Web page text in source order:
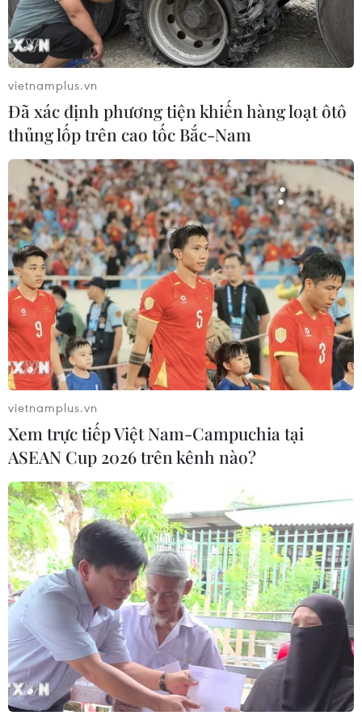
Dịch COVID-19: Thái Lan chuẩn bị cho
trạng thái bình thường mới
15/09/2021 07:21
Thái Lan đang chuẩn bị cho việc mở cửa lại đất nước
và các trường học trong thời gian tới, thủ đô Bangkok
cùng nhiều địa phương của quốc gia Đông Nam Á sẽ
mở cửa trở lại cho du lịch từ ngày 1/10.
Lào lo ngại nguy cơ lây nhiễm trong cộng
vietnamplus.vn
Đã xác định phương tiện khiến hàng loạt ôtô
thủng lốp trên cao tốc Bắc-Nam
vietnamplus.vn
Xem trực tiếp Việt Nam-Campuchia tại
ASEAN Cup 2026 trên kênh nào?